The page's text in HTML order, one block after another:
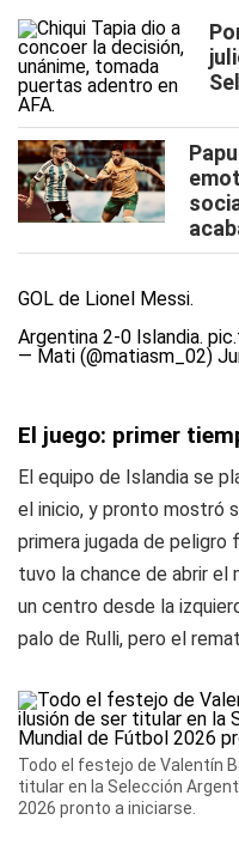
GOL de Lionel Messi.
Argentina 2-0 Islandia.
— Mati (@matiasm_02)
El juego: primer
El equipo de Islandia se
el inicio, y pronto mostró
primera jugada de peligro
tuvo la chance de abrir el
un centro desde la
palo de Rulli, pero el
Todo el festejo de Valentín
titular en la Selección
2026 pronto a iniciarse.